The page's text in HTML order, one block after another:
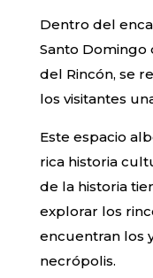
Dentro del
Santo Domingo
del Rincón, se
los visitantes
Este espacio
rica historia
de la historia
explorar los
encuentran los
necrópolis.